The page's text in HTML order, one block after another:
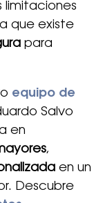
limitaciones
que existe
para
equipo de
Salvo
en
,
en un
Descubre